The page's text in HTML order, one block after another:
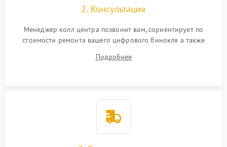
2. Консультация
Менеджер колл центра позвонит вам, сориентирует по
стоимости ремонта вашего цифрового бинокля а также
Подробнее